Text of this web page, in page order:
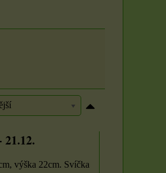
21.12.
výška 22cm. Svíčka